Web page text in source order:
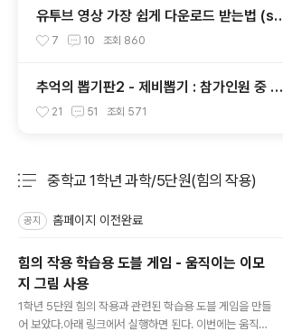
유투브 영상 가장 쉽게 다운로드 받는법 (ss
만 추가)
7 10 조회 860
추억의 뽑기판2 - 제비뽑기 : 참가인원 중 원
하는 인원 또는 발표자 선정
21 51 조회 571
중학교 1학년 과학/5단원(힘의 작용)
공지 홈페이지 이전완료
힘의 작용 학습용 도블 게임 - 움직이는 이모
지 그림 사용
1학년 5단원 힘의 작용과 관련된 학습용 도블 게임을 만들
어 보았다.아래 링크에서 실행하면 된다. 이번에는 움직이